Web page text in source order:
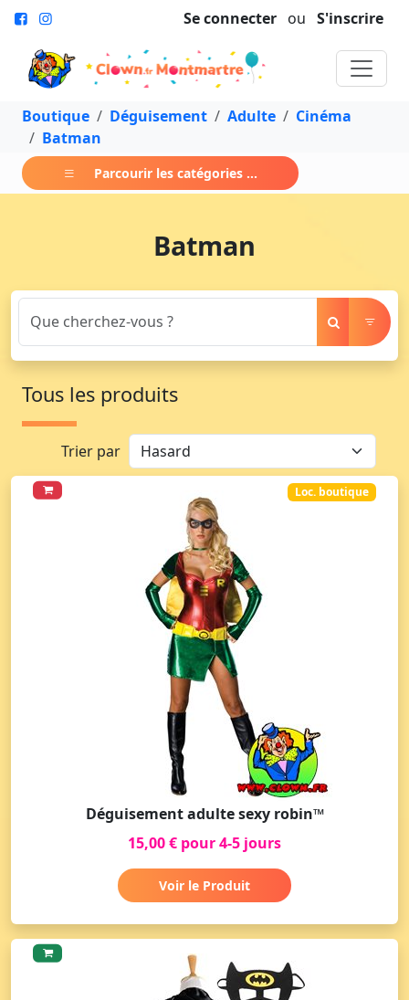
Se connecter ou S'inscrire
Boutique Déguisement Adulte
Cinéma
Batman
Parcourir les catégories ...
Batman
Tous les produits
Trier par
Loc. boutique
Déguisement adulte sexy robin™
15,00 € pour 4-5 jours
Voir le Produit